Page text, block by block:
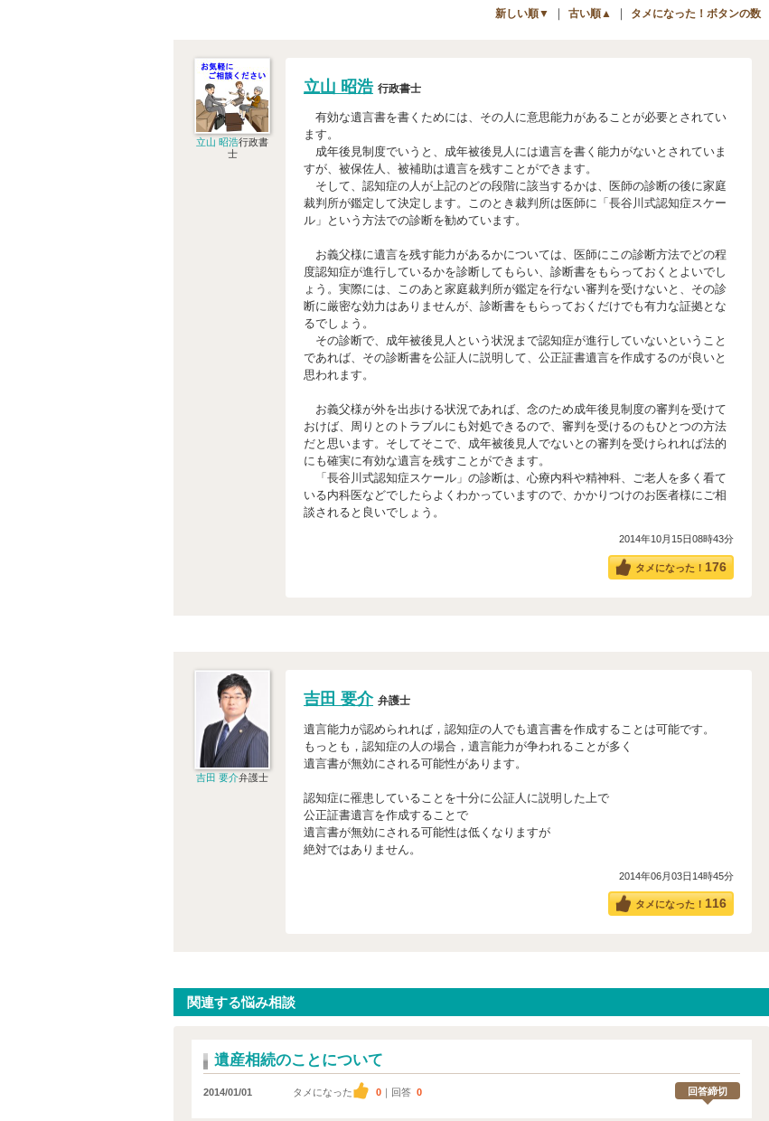
新しい順▼ ｜ 古い順▲ ｜ タメになった！ボタンの数
立山 昭浩行政書
士
立山 昭浩 行政書士
有効な遺言書を書くためには、その人に意思能力があることが必要とされてい
ます。
成年後見制度でいうと、成年被後見人には遺言を書く能力がないとされていま
すが、被保佐人、被補助は遺言を残すことができます。
そして、認知症の人が上記のどの段階に該当するかは、医師の診断の後に家庭
裁判所が鑑定して決定します。このとき裁判所は医師に「長谷川式認知症スケー
ル」という方法での診断を勧めています。
お義父様に遺言を残す能力があるかについては、医師にこの診断方法でどの程
度認知症が進行しているかを診断してもらい、診断書をもらっておくとよいでし
ょう。実際には、このあと家庭裁判所が鑑定を行ない審判を受けないと、その診
断に厳密な効力はありませんが、診断書をもらっておくだけでも有力な証拠とな
るでしょう。
その診断で、成年被後見人という状況まで認知症が進行していないということ
であれば、その診断書を公証人に説明して、公正証書遺言を作成するのが良いと
思われます。
お義父様が外を出歩ける状況であれば、念のため成年後見制度の審判を受けて
おけば、周りとのトラブルにも対処できるので、審判を受けるのもひとつの方法
だと思います。そしてそこで、成年被後見人でないとの審判を受けられれば法的
にも確実に有効な遺言を残すことができます。
「長谷川式認知症スケール」の診断は、心療内科や精神科、ご老人を多く看て
いる内科医などでしたらよくわかっていますので、かかりつけのお医者様にご相
談されると良いでしょう。
2014年10月15日08時43分
タメになった！ 176
吉田 要介弁護士
吉田 要介 弁護士
遺言能力が認められれば，認知症の人でも遺言書を作成することは可能です。
もっとも，認知症の人の場合，遺言能力が争われることが多く
遺言書が無効にされる可能性があります。
認知症に罹患していることを十分に公証人に説明した上で
公正証書遺言を作成することで
遺言書が無効にされる可能性は低くなりますが
絶対ではありません。
2014年06月03日14時45分
タメになった！ 116
関連する悩み相談
遺産相続のことについて
2014/01/01 タメになった 0 ｜回答 0 回答締切